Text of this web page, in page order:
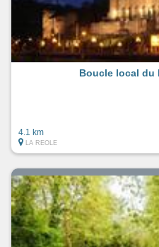
Boucle local du
4.1 km
LA REOLE